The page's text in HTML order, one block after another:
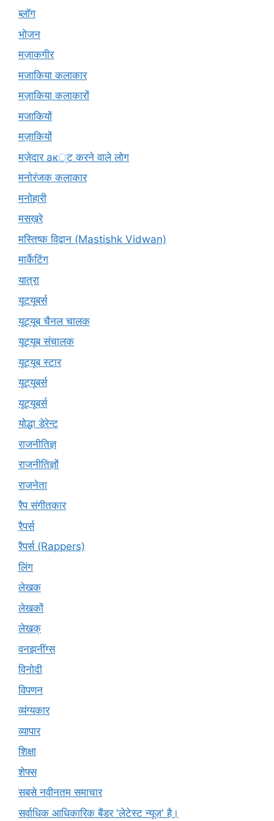
ब्लॉग
भोजन
मज़ाकगीर
मजाकिया कलाकार
मज़ाकिया कलाकारों
मजाकियों
मज़ाकियों
मज़ेदार ак्ट करने वाले लोग
मनोरंजक कलाकार
मनोहारी
मसख़रे
मस्तिष्क विद्वान (Mastishk Vidwan)
मार्केटिंग
यात्रा
यूटयूबर्स
यूट्यूब चैनल चालक
यूट्यूब संचालक
यूट्यूब स्टार
यूट्यूबर्स
यूट्‍यूबर्स
योद्धा डेरेन्ट
राजनीतिज्ञ
राजनीतिज्ञों
राजनेता
रैप संगीतकार
रैपर्स
रैपर्स (Rappers)
लिंग
लेखक
लेखकों
लेखक्
वनझनींग्स
विनोदी
विपणन
व्यंग्यकार
व्यापार
शिक्षा
शेफ्स
सबसे नवीनतम समाचार
सर्वाधिक आधिकारिक बैंडर 'लेटेस्ट न्यूज़' है।